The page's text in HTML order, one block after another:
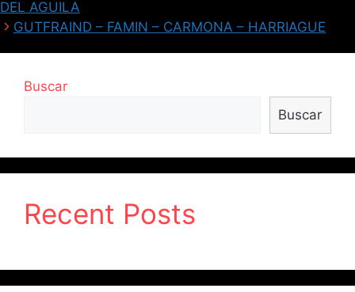
DEL AGUILA
GUTFRAIND – FAMIN – CARMONA – HARRIAGUE
Buscar
Buscar
Recent Posts